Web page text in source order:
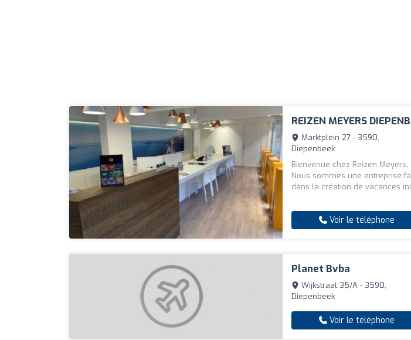
REIZEN MEYERS
Marktplein 27 - 3590,
Diepenbeek
Bienvenue chez Reizen
Nous sommes une entreprise
dans la création de vacances
Voir le téléphone
Planet Bvba
Wijkstraat 35/A - 3590,
Diepenbeek
Voir le téléphone